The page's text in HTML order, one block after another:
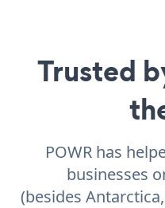
Trusted
POWR has
businesses
(besides